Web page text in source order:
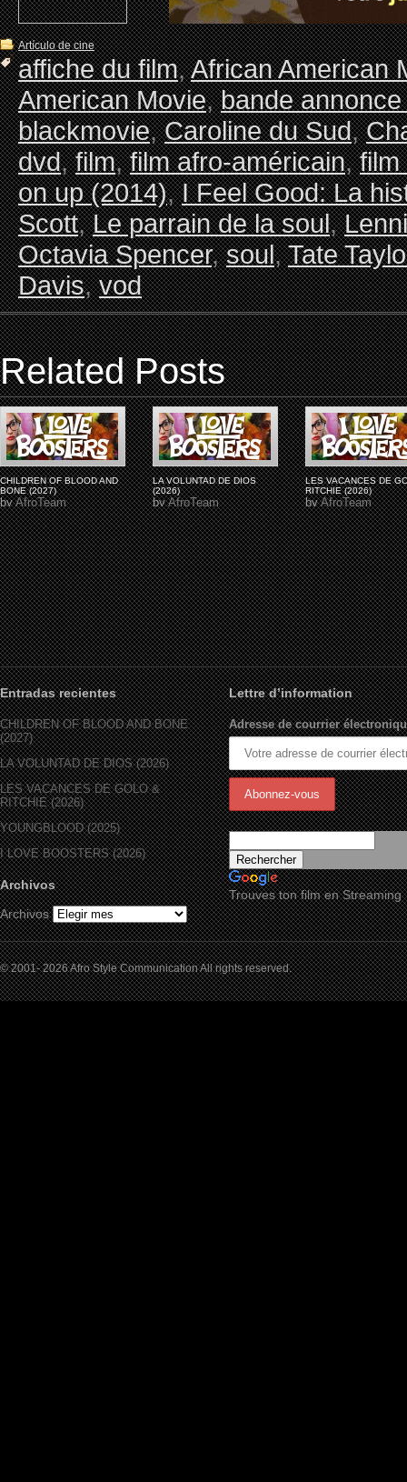
Artículo de cine
affiche du film,African American
American Movie,bande
blackmovie,Caroline du Sud,
dvd,film,film afro-américain,film
on up (2014),I Feel Good: La
Scott,Le parrain de la soul,
Octavia Spencer,soul,Tate
Davis,vod
Related Posts
CHILDREN OF BLOOD AND
BONE (2027)
byAfroTeam
LA VOLUNTAD DE DIOS
(2026)
byAfroTeam
LES VACANCES DE
RITCHIE (2026)
byAfroTeam
Entradas recientes
CHILDREN OF BLOOD AND BONE
(2027)
LA VOLUNTAD DE DIOS (2026)
LES VACANCES DE GOLO &
RITCHIE (2026)
YOUNGBLOOD (2025)
I LOVE BOOSTERS (2026)
Archivos
Archivos
Lettre d’information
Adresse de courrier
Trouves ton film en Streaming
© 2001- 2026 Afro Style Communication All rights reserved.